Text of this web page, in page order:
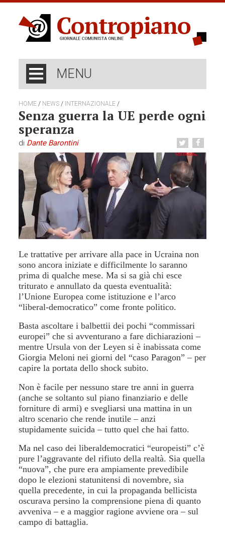
MENU
HOME / NEWS / INTERNAZIONALE /
Senza guerra la UE perde ogni
speranza
di Dante Barontini
Le trattative per arrivare alla pace in Ucraina non
sono ancora iniziate e difficilmente lo saranno
prima di qualche mese. Ma si sa già chi esce
triturato e annullato da questa eventualità:
l’Unione Europea come istituzione e l’arco
“liberal-democratico” come fronte politico.
Basta ascoltare i balbettii dei pochi “commissari
europei” che si avventurano a fare dichiarazioni –
mentre Ursula von der Leyen si è inabissata come
Giorgia Meloni nei giorni del “caso Paragon” – per
capire la portata dello shock subito.
Non è facile per nessuno stare tre anni in guerra
(anche se soltanto sul piano finanziario e delle
forniture di armi) e svegliarsi una mattina in un
altro scenario che rende inutile – anzi
stupidamente suicida – tutto quel che hai fatto.
Ma nel caso dei liberaldemocratici “europeisti” c’è
pure l’aggravante del rifiuto della realtà. Sia quella
“nuova”, che pure era ampiamente prevedibile
dopo le elezioni statunitensi di novembre, sia
quella precedente,in cui la propaganda bellicista
oscurava persino la comprensione piena di quanto
avveniva – e a maggior ragione avviene ora – sul
campo di battaglia.